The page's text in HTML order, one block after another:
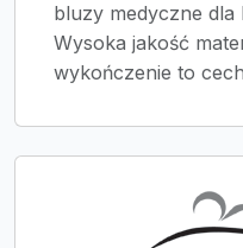
bluzy medyczne dla
Wysoka jakość
wykończenie to